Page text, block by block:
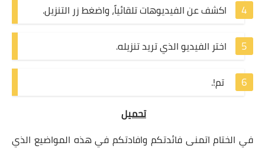
اكشف عن الفيديوهات تلقائياً، واضغط زر التنزيل.
اختر الفيديو الذي تريد تنزيله.
تم!.
تحميل
في الختام اتمنى فائدتكم وافادتكم في هذه المواضيع الذي